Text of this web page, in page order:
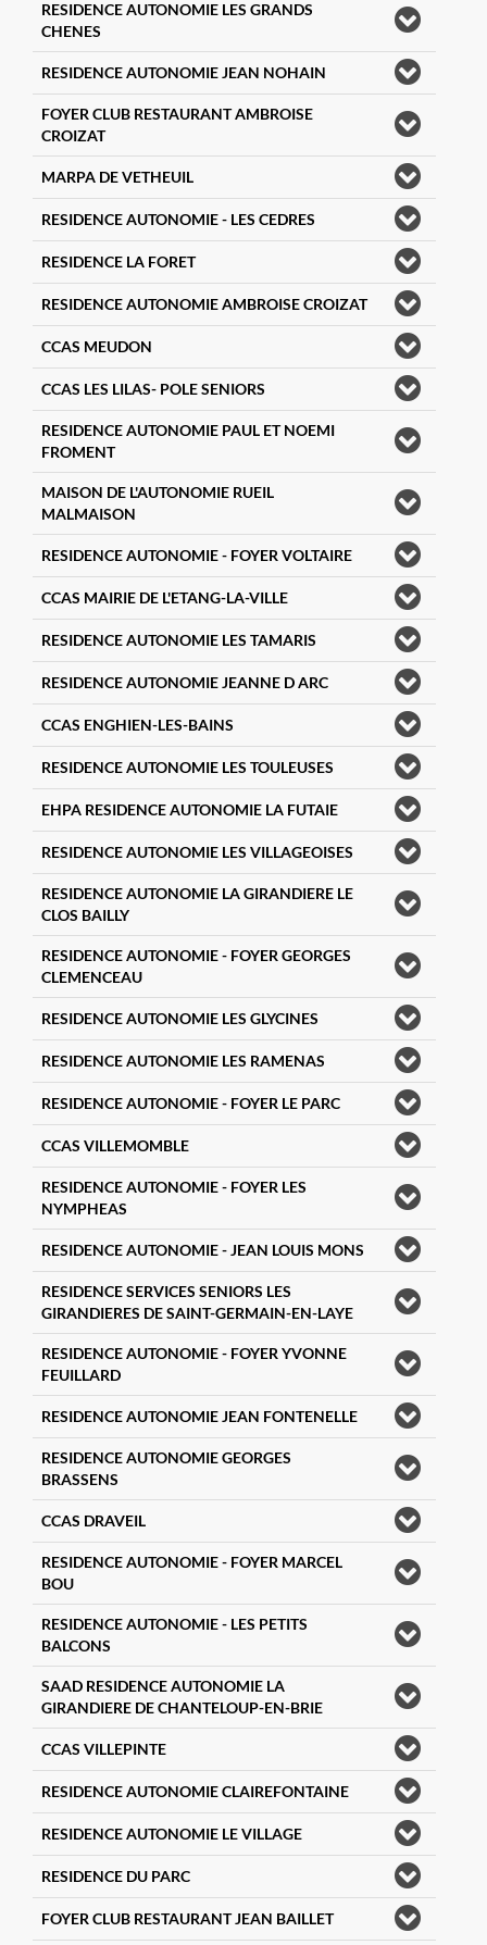
RESIDENCE AUTONOMIE LES GRANDS
CHENES
RESIDENCE AUTONOMIE JEAN NOHAIN
FOYER CLUB RESTAURANT AMBROISE
CROIZAT
MARPA DE VETHEUIL
RESIDENCE AUTONOMIE - LES CEDRES
RESIDENCE LA FORET
RESIDENCE AUTONOMIE AMBROISE CROIZAT
CCAS MEUDON
CCAS LES LILAS- POLE SENIORS
RESIDENCE AUTONOMIE PAUL ET NOEMI
FROMENT
MAISON DE L'AUTONOMIE RUEIL
MALMAISON
RESIDENCE AUTONOMIE - FOYER VOLTAIRE
CCAS MAIRIE DE L'ETANG-LA-VILLE
RESIDENCE AUTONOMIE LES TAMARIS
RESIDENCE AUTONOMIE JEANNE D ARC
CCAS ENGHIEN-LES-BAINS
RESIDENCE AUTONOMIE LES TOULEUSES
EHPA RESIDENCE AUTONOMIE LA FUTAIE
RESIDENCE AUTONOMIE LES VILLAGEOISES
RESIDENCE AUTONOMIE LA GIRANDIERE LE
CLOS BAILLY
RESIDENCE AUTONOMIE - FOYER GEORGES
CLEMENCEAU
RESIDENCE AUTONOMIE LES GLYCINES
RESIDENCE AUTONOMIE LES RAMENAS
RESIDENCE AUTONOMIE - FOYER LE PARC
CCAS VILLEMOMBLE
RESIDENCE AUTONOMIE - FOYER LES
NYMPHEAS
RESIDENCE AUTONOMIE - JEAN LOUIS MONS
RESIDENCE SERVICES SENIORS LES
GIRANDIERES DE SAINT-GERMAIN-EN-LAYE
RESIDENCE AUTONOMIE - FOYER YVONNE
FEUILLARD
RESIDENCE AUTONOMIE JEAN FONTENELLE
RESIDENCE AUTONOMIE GEORGES
BRASSENS
CCAS DRAVEIL
RESIDENCE AUTONOMIE - FOYER MARCEL
BOU
RESIDENCE AUTONOMIE - LES PETITS
BALCONS
SAAD RESIDENCE AUTONOMIE LA
GIRANDIERE DE CHANTELOUP-EN-BRIE
CCAS VILLEPINTE
RESIDENCE AUTONOMIE CLAIREFONTAINE
RESIDENCE AUTONOMIE LE VILLAGE
RESIDENCE DU PARC
FOYER CLUB RESTAURANT JEAN BAILLET